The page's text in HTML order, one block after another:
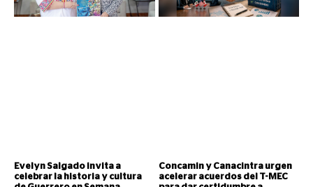
Evelyn Salgado invita a
celebrar la historia y cultura
Concamin y Canacintra urgen
acelerar acuerdos del T-MEC